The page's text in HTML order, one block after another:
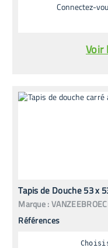
Connectez-
Voir
Tapis de Douche 53 x
Marque :
Références